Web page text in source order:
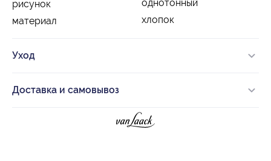
рисунок
однотонный
материал
хлопок
Уход
Доставка и самовывоз